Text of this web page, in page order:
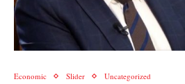
Economic Slider Uncategorized